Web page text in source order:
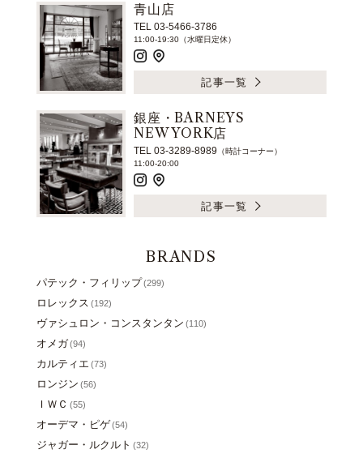
青山店
TEL 03-5466-3786
11:00-19:30（水曜日定休）
記事一覧
銀座・BARNEYS
NEW YORK店
TEL 03-3289-8989 （時計コーナー）
11:00-20:00
記事一覧
BRANDS
パテック・フィリップ(299)
ロレックス (192)
ヴァシュロン・コンスタンタン (110)
オメガ(94)
カルティエ (73)
ロンジン (56)
ＩＷＣ (55)
オーデマ・ピゲ(54)
ジャガー・ルクルト (32)